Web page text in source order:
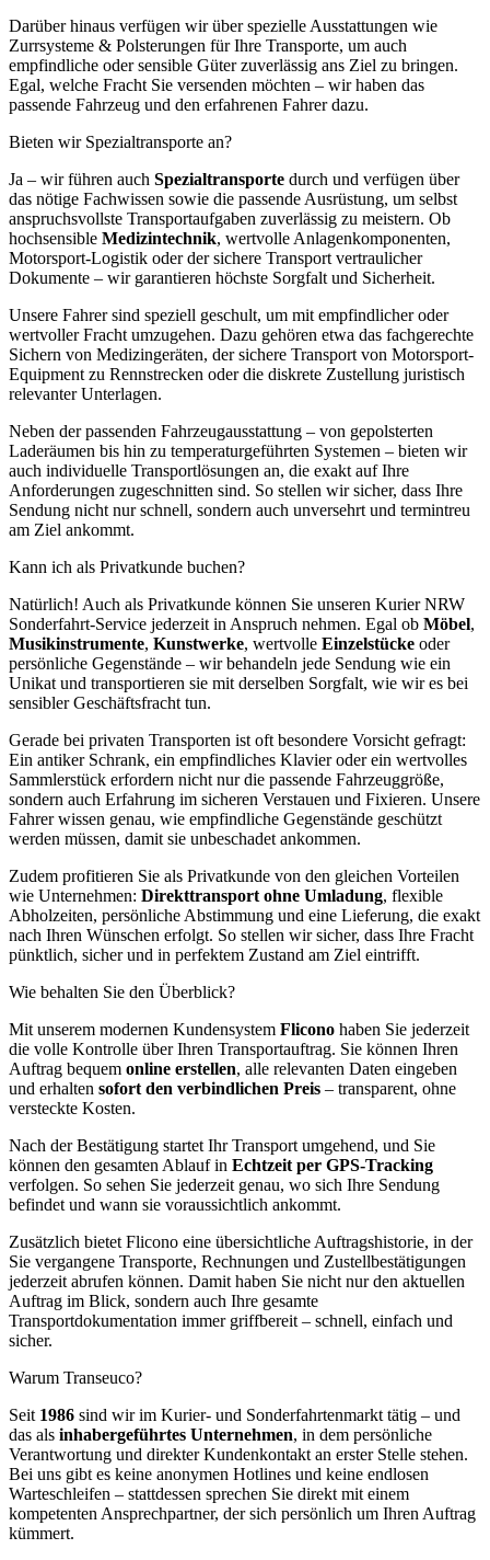
Darüber hinaus verfügen wir über spezielle Ausstattungen wie
Zurrsysteme & Polsterungen für Ihre Transporte, um auch
empfindliche oder sensible Güter zuverlässig ans Ziel zu bringen.
Egal, welche Fracht Sie versenden möchten – wir haben das
passende Fahrzeug und den erfahrenen Fahrer dazu.
Bieten wir Spezialtransporte an?
Ja – wir führen auch Spezialtransporte durch und verfügen über
das nötige Fachwissen sowie die passende Ausrüstung, um selbst
anspruchsvollste Transportaufgaben zuverlässig zu meistern. Ob
hochsensible Medizintechnik, wertvolle Anlagenkomponenten,
Motorsport-Logistik oder der sichere Transport vertraulicher
Dokumente – wir garantieren höchste Sorgfalt und Sicherheit.
Unsere Fahrer sind speziell geschult, um mit empfindlicher oder
wertvoller Fracht umzugehen. Dazu gehören etwa das fachgerechte
Sichern von Medizingeräten, der sichere Transport von Motorsport-
Equipment zu Rennstrecken oder die diskrete Zustellung juristisch
relevanter Unterlagen.
Neben der passenden Fahrzeugausstattung – von gepolsterten
Laderäumen bis hin zu temperaturgeführten Systemen – bieten wir
auch individuelle Transportlösungen an, die exakt auf Ihre
Anforderungen zugeschnitten sind. So stellen wir sicher, dass Ihre
Sendung nicht nur schnell, sondern auch unversehrt und termintreu
am Ziel ankommt.
Kann ich als Privatkunde buchen?
Natürlich! Auch als Privatkunde können Sie unseren Kurier NRW
Sonderfahrt-Service jederzeit in Anspruch nehmen. Egal ob Möbel,
Musikinstrumente, Kunstwerke, wertvolle Einzelstücke oder
persönliche Gegenstände – wir behandeln jede Sendung wie ein
Unikat und transportieren sie mit derselben Sorgfalt, wie wir es bei
sensibler Geschäftsfracht tun.
Gerade bei privaten Transporten ist oft besondere Vorsicht gefragt:
Ein antiker Schrank, ein empfindliches Klavier oder ein wertvolles
Sammlerstück erfordern nicht nur die passende Fahrzeuggröße,
sondern auch Erfahrung im sicheren Verstauen und Fixieren. Unsere
Fahrer wissen genau, wie empfindliche Gegenstände geschützt
werden müssen, damit sie unbeschadet ankommen.
Zudem profitieren Sie als Privatkunde von den gleichen Vorteilen
wie Unternehmen: Direkttransport ohne Umladung, flexible
Abholzeiten, persönliche Abstimmung und eine Lieferung, die exakt
nach Ihren Wünschen erfolgt. So stellen wir sicher, dass Ihre Fracht
pünktlich, sicher und in perfektem Zustand am Ziel eintrifft.
Wie behalten Sie den Überblick?
Mit unserem modernen Kundensystem Flicono haben Sie jederzeit
die volle Kontrolle über Ihren Transportauftrag. Sie können Ihren
Auftrag bequem online erstellen, alle relevanten Daten eingeben
und erhalten sofort den verbindlichen Preis – transparent, ohne
versteckte Kosten.
Nach der Bestätigung startet Ihr Transport umgehend, und Sie
können den gesamten Ablauf in Echtzeit per GPS-Tracking
verfolgen. So sehen Sie jederzeit genau, wo sich Ihre Sendung
befindet und wann sie voraussichtlich ankommt.
Zusätzlich bietet Flicono eine übersichtliche Auftragshistorie, in der
Sie vergangene Transporte, Rechnungen und Zustellbestätigungen
jederzeit abrufen können. Damit haben Sie nicht nur den aktuellen
Auftrag im Blick, sondern auch Ihre gesamte
Transportdokumentation immer griffbereit – schnell, einfach und
sicher.
Warum Transeuco?
Seit 1986 sind wir im Kurier- und Sonderfahrtenmarkt tätig – und
das als inhabergeführtes Unternehmen, in dem persönliche
Verantwortung und direkter Kundenkontakt an erster Stelle stehen.
Bei uns gibt es keine anonymen Hotlines und keine endlosen
Warteschleifen – stattdessen sprechen Sie direkt mit einem
kompetenten Ansprechpartner, der sich persönlich um Ihren Auftrag
kümmert.